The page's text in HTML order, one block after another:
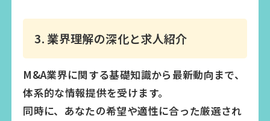
3. 業界理解の深化と求人紹介
M&A業界に関する基礎知識から最新動向まで、
体系的な情報提供を受けます。
同時に、あなたの希望や適性に合った厳選され